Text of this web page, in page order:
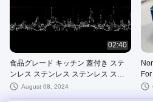
02:40
食品グレード キッチン 蓋付き ステ
ンレス ステンレス ステンレス ステ
ンレス ステンレス ステンレス ステ
August 08, 2024